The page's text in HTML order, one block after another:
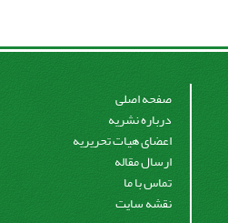
صفحه اصلی
درباره نشریه
اعضای هیات تحریریه
ارسال مقاله
تماس با ما
نقشه سایت